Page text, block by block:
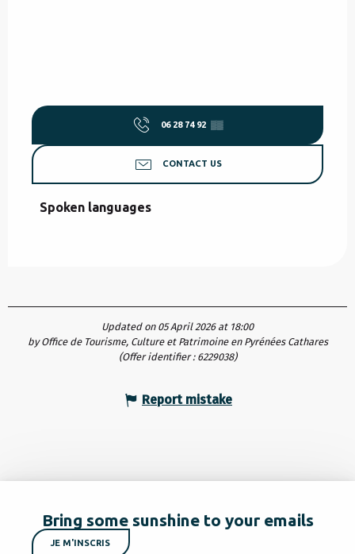
06 28 74 92 ▒▒
CONTACT US
Spoken languages
Spoken languages
Updated on 05 April 2026 at 18:00
by Office de Tourisme, Culture et Patrimoine en Pyrénées Cathares
(Offer identifier : 6229038)
Report mistake
Bring some sunshine to your emails
JE M'INSCRIS